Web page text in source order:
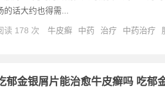
的话大约也得需...
读 178 次 牛皮癣 中药 治疗 中药治疗
郁金银屑片能治愈牛皮癣吗 吃郁